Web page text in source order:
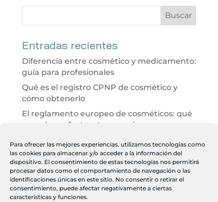
Para ofrecer las mejores experiencias, utilizamos tecnologías como
las cookies para almacenar y/o acceder a la información del
dispositivo. El consentimiento de estas tecnologías nos permitirá
procesar datos como el comportamiento de navegación o las
identificaciones únicas en este sitio. No consentir o retirar el
consentimiento, puede afectar negativamente a ciertas
características y funciones.
Entradas recientes
Diferencia entre cosmético y medicamento:
guía para profesionales
Qué es el registro CPNP de cosmético y
cómo obtenerlo
El reglamento europeo de cosméticos: qué
es y cómo afecta a tu negocio
Evaluación de seguridad cosmética 2026:
qué es y cómo ayuda a tu clínica
Desarrollo integral de productos
cosméticos paso a paso